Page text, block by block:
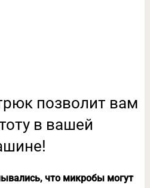
позволит вам
в вашей
что микробы могут